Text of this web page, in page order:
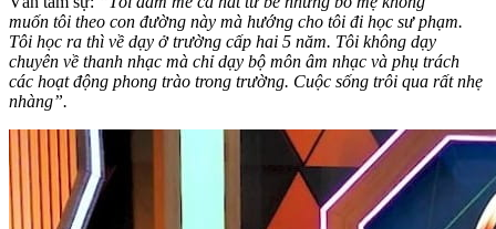
muốn tôi theo con đường này mà hướng cho tôi đi học sư phạm.
Tôi học ra thì về dạy ở trường cấp hai 5 năm. Tôi không dạy
chuyên về thanh nhạc mà chỉ dạy bộ môn âm nhạc và phụ trách
các hoạt động phong trào trong trường. Cuộc sống trôi qua rất nhẹ
nhàng”.